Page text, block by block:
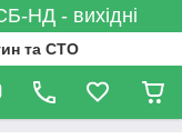
НД - вихідні
та СТО